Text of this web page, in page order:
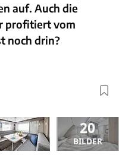
auf. Auch die
profitiert vom
noch drin?
20
BILDER